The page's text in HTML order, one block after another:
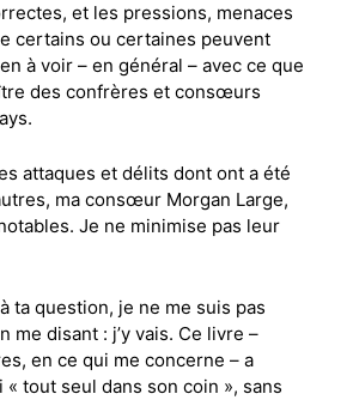
et les pressions, menaces
certains ou certaines peuvent
à voir – en général – avec ce que
des confrères et consœurs
attaques et délits dont ont a été
ma consœur Morgan Large,
Je ne minimise pas leur
ta question, je ne me suis pas
me disant : j’y vais. Ce livre –
en ce qui me concerne – a
tout seul dans son coin », sans